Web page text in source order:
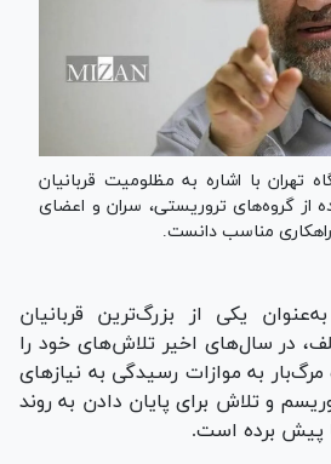
تهران با اشاره به مظلومیت قربانیان
از گروه‌های تروریستی، سران و اعضای
مناسب دانست.
به‌عنوان یکی از بزرگ‌ترین قربانیان
در سال‌های اخیر تلاش‌های خود را
مرگ‌بار به موازات رسیدگی به نیاز‌های
و تلاش برای پایان دادن به روند
پیش برده است.